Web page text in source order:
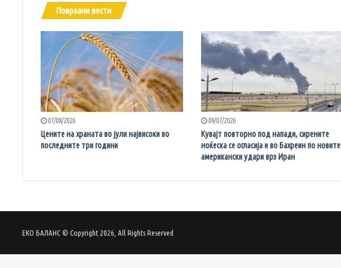
Поврзани вести
07/08/2026
Цените на храната во јули највисоки во
последните три години
09/07/2026
Кувајт повторно под напади, сирените
ноќеска се огласија и во Бахреин по новите
американски удари врз Иран
ЕКО БАЛАНС © Copyright 2026, All Rights Reserved